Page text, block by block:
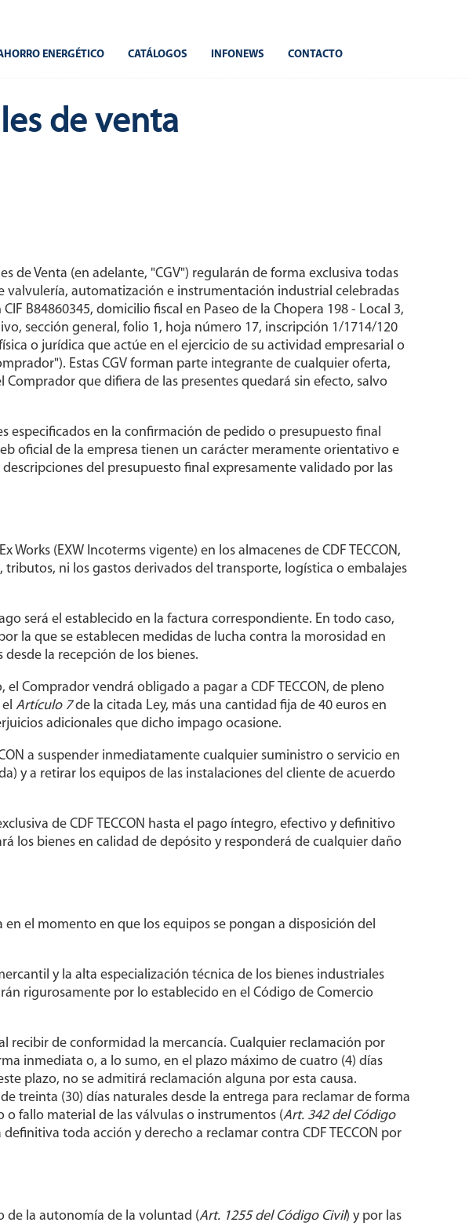
ENERGÉTICO CATÁLOGOS INFONEWS CONTACTO
de venta
de Venta (en adelante, "CGV") regularán de forma exclusiva todas
automatización e instrumentación industrial celebradas
CIF B84860345, domicilio fiscal en Paseo de la Chopera 198 - Local 3,
sección general, folio 1, hoja número 17, inscripción 1/1714/120
o jurídica que actúe en el ejercicio de su actividad empresarial o
Estas CGV forman parte integrante de cualquier oferta,
que difiera de las presentes quedará sin efecto, salvo
especificados en la confirmación de pedido o presupuesto final
oficial de la empresa tienen un carácter meramente orientativo e
del presupuesto final expresamente validado por las
(EXW Incoterms vigente) en los almacenes de CDF TECCON,
ni los gastos derivados del transporte, logística o embalajes
será el establecido en la factura correspondiente. En todo caso,
la que se establecen medidas de lucha contra la morosidad en
la recepción de los bienes.
Comprador vendrá obligado a pagar a CDF TECCON, de pleno
Artículo 7de la citada Ley, más una cantidad fija de 40 euros en
adicionales que dicho impago ocasione.
a suspender inmediatamente cualquier suministro o servicio en
y a retirar los equipos de las instalaciones del cliente de acuerdo
de CDF TECCON hasta el pago íntegro, efectivo y definitivo
los bienes en calidad de depósito y responderá de cualquier daño
el momento en que los equipos se pongan a disposición del
y la alta especialización técnica de los bienes industriales
rigurosamente por lo establecido en el Código de Comercio
recibir de conformidad la mercancía. Cualquier reclamación por
inmediata o, a lo sumo, en el plazo máximo de cuatro (4) días
plazo, no se admitirá reclamación alguna por esta causa.
treinta (30) días naturales desde la entrega para reclamar de forma
fallo material de las válvulas o instrumentos (Art. 342 del Código
toda acción y derecho a reclamar contra CDF TECCON por
de la autonomía de la voluntad (Art. 1255 del Código Civil) y por las